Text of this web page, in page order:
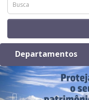
Departamentos
Previous